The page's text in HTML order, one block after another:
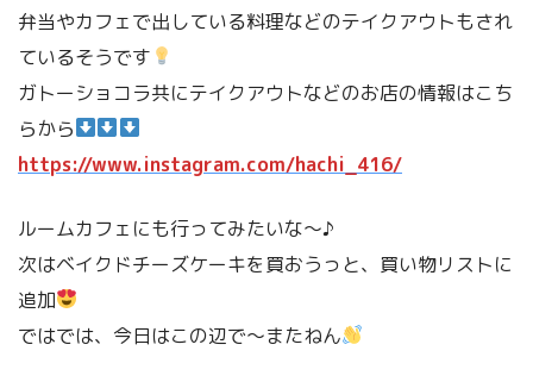
弁当やカフェで出している料理などのテイクアウトもされ
ているそうです
ガトーショコラ共にテイクアウトなどのお店の情報はこち
らから
https://www.instagram.com/hachi_416/
ルームカフェにも行ってみたいな〜♪
次はベイクドチーズケーキを買おうっと、買い物リストに
追加
ではでは、今日はこの辺で〜またねん